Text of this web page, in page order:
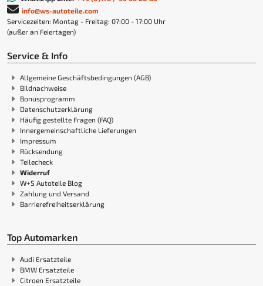
info@ws-autoteile.com
Servicezeiten: Montag - Freitag: 07:00 - 17:00 Uhr
(außer an Feiertagen)
Service & Info
Allgemeine Geschäftsbedingungen (AGB)
Bildnachweise
Bonusprogramm
Datenschutzerklärung
Häufig gestellte Fragen (FAQ)
Innergemeinschaftliche Lieferungen
Impressum
Rücksendung
Teilecheck
Widerruf
W+S Autoteile Blog
Zahlung und Versand
Barrierefreiheitserklärung
Top Automarken
Audi Ersatzteile
BMW Ersatzteile
Citroen Ersatzteile